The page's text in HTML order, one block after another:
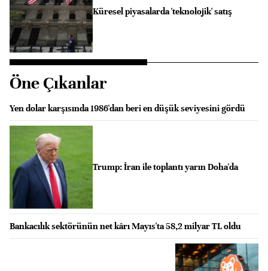
Küresel piyasalarda 'teknolojik' satış
Öne Çıkanlar
Yen dolar karşısında 1986'dan beri en düşük seviyesini gördü
Trump: İran ile toplantı yarın Doha'da
Bankacılık sektörünün net kârı Mayıs'ta 58,2 milyar TL oldu